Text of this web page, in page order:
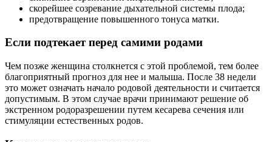
скорейшее созревание дыхательной системы плода;
предотвращение повышенного тонуса матки.
Если подтекает перед самими родами
Чем позже женщина столкнется с этой проблемой, тем более
благоприятный прогноз для нее и малыша. После 38 недели
это может означать начало родовой деятельности и считается
допустимым. В этом случае врачи принимают решение об
экстренном родоразрешении путем кесарева сечения или
стимуляции естественных родов.